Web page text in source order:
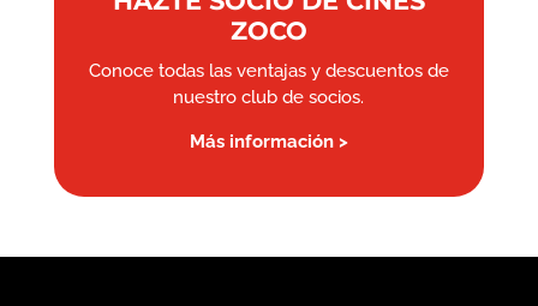
ZOCO
Conoce todas las ventajas y descuentos de
nuestro club de socios.
Más información >